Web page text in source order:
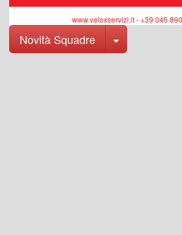
www.veloxservizi.it - +39 045
Novità Squadre Toggle